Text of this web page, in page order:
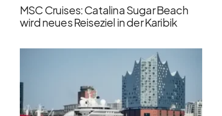
MSC Cruises: Catalina Sugar Beach
wird neues Reiseziel in der Karibik